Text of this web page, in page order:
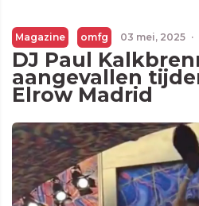
Magazine omfg 03 mei, 2025 ·
DJ Paul
aangevallen
Elrow Madrid